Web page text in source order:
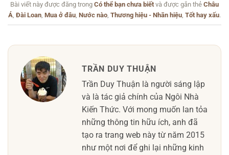
Bài viết này được đăng trong Có thể bạn chưa biếtvà được gắn thẻ Châu
Á, Đài Loan, Mua ở đâu, Nước nào, Thương hiệu - Nhãn hiệu, Tốt hay xấu.
TRẦN DUY THUẬN
Trần Duy Thuận là người sáng lập
và là tác giả chính của Ngôi Nhà
Kiến Thức. Với mong muốn lan tỏa
những thông tin hữu ích, anh đã
tạo ra trang web này từ năm 2015
như một nơi để ghi lại những kinh